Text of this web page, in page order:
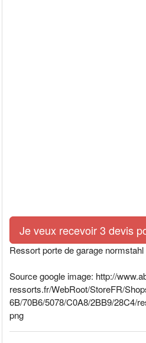
Je veux recevoir 3 devis
Ressort porte de garage normstahl
Source google image: http://
ressorts.fr/WebRoot/StoreFR/
6B/70B6/5078/C0A8/2BB9/28C4/
png